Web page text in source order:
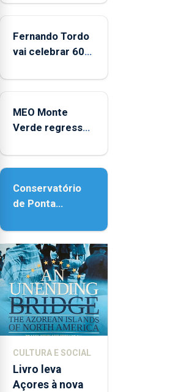
2022
2025
Fernando Tordo
vai celebrar 60
no Coliseu
MEO Monte
Verde regressa
acessibilidade
Conservatório
de Ponta
contar com
novos
instrumentos
CULTURA E SOCIAL
Livro leva
Açores à nova